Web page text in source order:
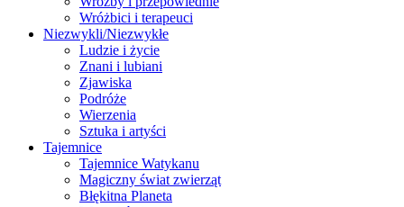
Wróżbici i terapeuci
Niezwykli/Niezwykłe
Ludzie i życie
Znani i lubiani
Zjawiska
Podróże
Wierzenia
Sztuka i artyści
Tajemnice
Tajemnice Watykanu
Magiczny świat zwierząt
Błękitna Planeta